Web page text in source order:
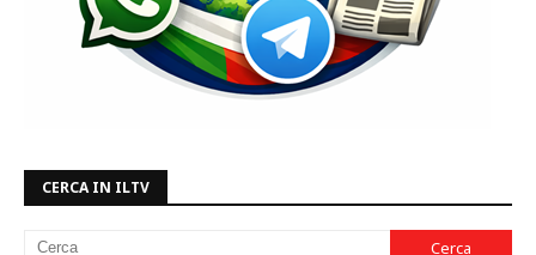
CERCA IN ILTV